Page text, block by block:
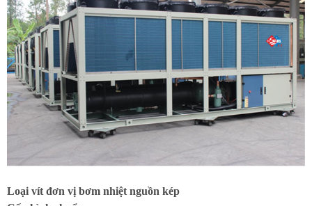
Loại vít đơn vị bơm nhiệt nguồn kép